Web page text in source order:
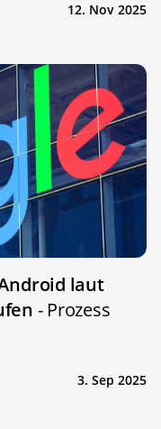
12. Nov 2025
laut
- Prozess
3. Sep 2025